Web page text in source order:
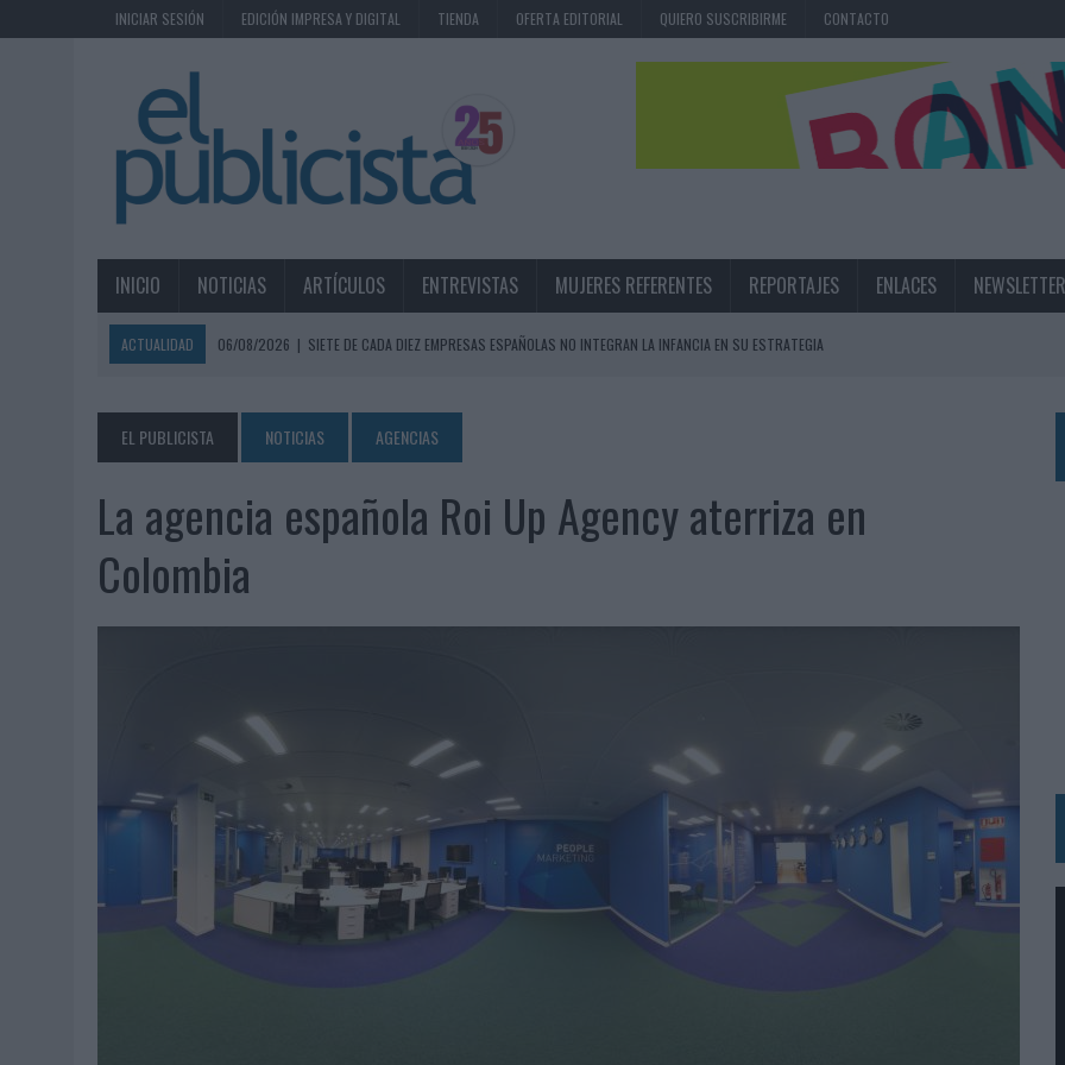
INICIAR SESIÓN EDICIÓN IMPRESA Y DIGITAL TIENDA OFERTA EDITORIAL QUIERO SUSCRIBIRME CONTACTO
INICIO NOTICIAS ARTÍCULOS ENTREVISTAS MUJERES REFERENTES REPORTAJES ENLACES NEWSLETTER
ACTUALIDAD 06/08/2026 | SIETE DE CADA DIEZ EMPRESAS ESPAÑOLAS NO INTEGRAN LA INFANCIA EN SU ESTRATEGIA
06/08/2026 | EL USO DE LA IA GENERATIVA ALCANZA YA AL 62% DE LOS ESPAÑOLES
SYSTEM1 NOMBRA A KIMBERLY BASTONI COMO NUEVA DIRECTORA COMERCIAL GLOBAL
06/08/2026
FRIGO Y UNIQLO LANZAN UNA COLECCIÓN PERSONALIZABLE INSPIRADA EN CORNETTO, CALIPPO Y SOLERO
LA IA ESTÁ SUBIENDO EL LISTÓN DE LA CREATIVIDAD
| LUIS ARQUILLOS (BURGO DE ARIAS): “LA CONSTRUCCIÓN DE MARCA A LARGO PLAZO Y LA MEDICIÓN SON DOS CARAS DE LA MISMA
04/08/2026
‘EL PARAÍSO MÁS CERCA’, DE 22GRADOS PARA LOPESAN HOTELS & RESORTS
‘LA ÚNICA CERVEZA DEL MUNDO QUE SE DISFRUTA DOS VECES’, DE INUSUALY PARA CERVEZA CAPAZ
04/08/2026
‘EL FÚTBOL SIN LAS PERSONAS’, DE DENTSU CREATIVE PARA ORANGE
04/08/2026 | CAPAZ, LA CERVEZA QUE CONVIERTE CADA BOTELLA EN UNA OPORTUNIDAD DE INCLUSIÓN
EL PUBLICISTA NOTICIAS AGENCIAS
La agencia española Roi Up Agency aterriza en
Colombia